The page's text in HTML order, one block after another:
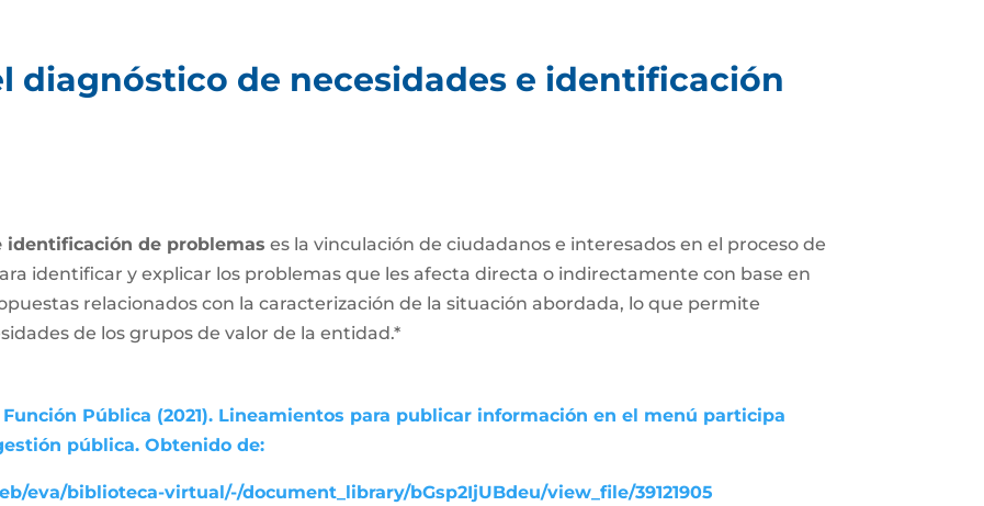
diagnóstico de necesidades e identificación
identificación de problemas es la vinculación de ciudadanos e interesados en el proceso de
identificar y explicar los problemas que les afecta directa o indirectamente con base en
relacionados con la caracterización de la situación abordada, lo que permite
de los grupos de valor de la entidad.*
Pública (2021). Lineamientos para publicar información en el menú participa
pública. Obtenido de:
eva/biblioteca-virtual/-/document_library/bGsp2IjUBdeu/view_file/39121905